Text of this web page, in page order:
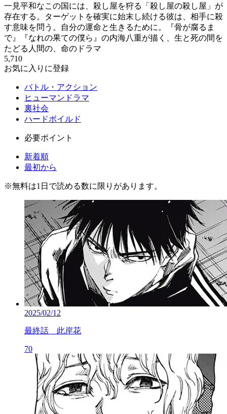
一見平和なこの国には、殺し屋を狩る「殺し屋の殺し屋」が
存在する。ターゲットを確実に始末し続ける彼は、相手に殺
す意味を問う。自分の運命と生きるために。『骨が腐るま
で』『なれの果ての僕ら』の内海八重が描く、生と死の間を
たどる人間の、命のドラマ
5,710
お気に入りに登録
バトル・アクション
ヒューマンドラマ
裏社会
ハードボイルド
必要ポイント
新着順
最初から
※無料は1日で読める数に限りがあります。
2025/02/12
最終話 此岸花
70